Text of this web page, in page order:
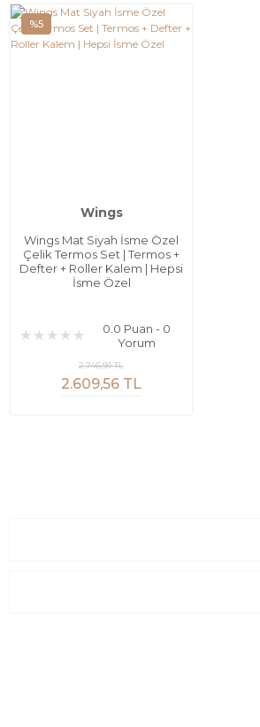
%5
Wings
Wings Mat Siyah İsme Özel
Çelik Termos Set | Termos +
Defter + Roller Kalem | Hepsi
İsme Özel
0.0 Puan - 0
Yorum
2.609,56 TL
2.746,91 TL